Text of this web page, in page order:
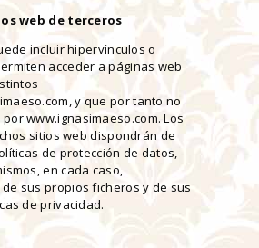
web de terceros
incluir hipervínculos o
acceder a páginas web
y que por tanto no
www.ignasimaeso.com. Los
sitios web dispondrán de
de protección de datos,
en cada caso,
sus propios ficheros y de sus
de privacidad.